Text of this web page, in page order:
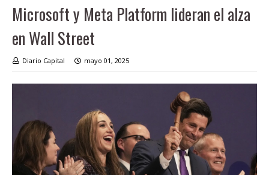
Microsoft y Meta Platform lideran el alza
en Wall Street
Diario Capital mayo 01, 2025